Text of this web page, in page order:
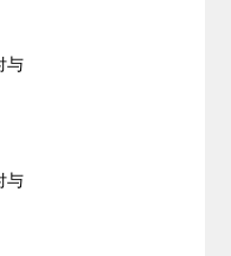
与
与